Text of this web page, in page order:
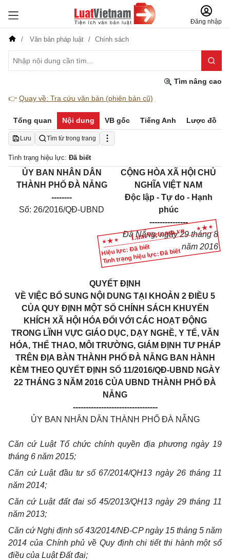
Đăng nhập
Văn bản pháp luật Chính sách
Tìm nâng cao
👉 Quay về: Tra cứu văn bản (phiên bản cũ)
Tổng quan Nội dung VB gốc Tiếng Anh Lược đồ
Lưu Tìm từ trong trang
Tình trạng hiệu lực: Đã biết
Hiệu lực: Đã biết
Tình trạng hiệu lực: Đã biết
ỦY BAN NHÂN DÂN
THÀNH PHỐ ĐÀ NẴNG
--------
Số: 26/2016/QĐ-UBND
CỘNG HÒA XÃ HỘI CHỦ
NGHĨA VIỆT NAM
Độc lập - Tự do - Hạnh
phúc
---------------
Đà Nẵng, ngày 29 tháng 8
năm 2016
QUYẾT ĐỊNH
VỀ VIỆC BỔ SUNG NỘI DUNG TẠI KHOẢN 2 ĐIỀU 5
CỦA QUY ĐỊNH MỘT SỐ CHÍNH SÁCH KHUYẾN
KHÍCH XÃ HỘI HÓA ĐỐI VỚI CÁC HOẠT ĐỘNG
TRONG LĨNH VỰC GIÁO DỤC, DẠY NGHỀ, Y TẾ, VĂN
HÓA, THỂ THAO, MÔI TRƯỜNG, GIÁM ĐỊNH TƯ PHÁP
TRÊN ĐỊA BÀN THÀNH PHỐ ĐÀ NẴNG BAN HÀNH
KÈM THEO QUYẾT ĐỊNH SỐ 11/2016/QĐ-UBND NGÀY
22 THÁNG 3 NĂM 2016 CỦA UBND THÀNH PHỐ ĐÀ
NẴNG
---------------------------------
ỦY BAN NHÂN DÂN THÀNH PHỐ ĐÀ NẴNG
Căn cứ Luật Tổ chức chính quyền địa phương ngày 19
tháng 6 năm 2015;
Căn cứ Luật đầu tư số 67/2014/QH13 ngày 26 tháng 11
năm 2014;
Căn cứ Luật đất đai số 45/2013/QH13 ngày 29 tháng 11
năm 2013;
Căn cứ Nghị định số 43/2014/NĐ-CP ngày 15 tháng 5 năm
2014 của Chính phủ về Quy định chi tiết thi hành một số
điều của Luật Đất đai;